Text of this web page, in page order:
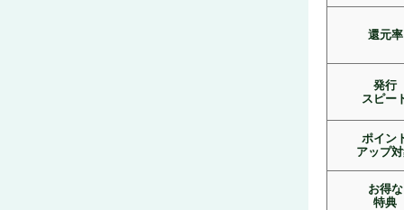
還元率
発行
スピー
ポイン
アップ
お得な
特典